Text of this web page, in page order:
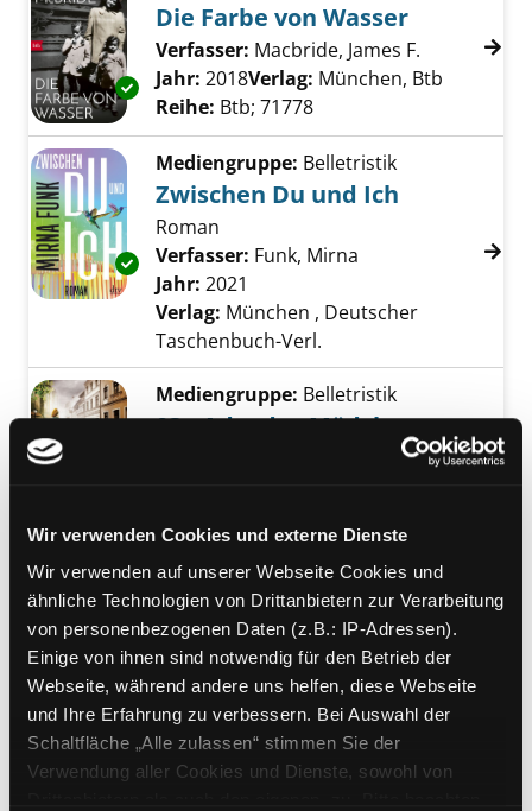
Wir verwenden Cookies und externe Dienste
Wir verwenden auf unserer Webseite Cookies und
ähnliche Technologien von Drittanbietern zur Verarbeitung
von personenbezogenen Daten (z.B.: IP-Adressen).
Einige von ihnen sind notwendig für den Betrieb der
Webseite, während andere uns helfen, diese Webseite
und Ihre Erfahrung zu verbessern. Bei Auswahl der
Schaltfläche „Alle zulassen“ stimmen Sie der
Verwendung aller Cookies und Dienste, sowohl von
Exemplar-Details von Die Farbe von Wasser
Die Farbe von Wasser
Verfasser: Macbride, James F. Suche
Jahr: 2018Verlag: München, Btb
Reihe: Btb; 71778
Exemplar-Details von Zwischen Du und Ich
Mediengruppe: Belletristik
Zwischen Du und Ich
Roman
Verfasser: Funk, Mirna Suche nach
Jahr: 2021
Verlag: München , Deutscher
Taschenbuch-Verl.
Mediengruppe: Belletristik
03.; Ada, das Mädchen aus
Suche nach diesem Verfasser
Jahr: 2020
Verl.
Übergeordnetes Werk:Catherine
Lockhart und Liam Taggart
Bandangabe:03.Reihe:Atb; 3627
Mediengruppe:Belletristik
Nichts, um sein Haupt zu
betten